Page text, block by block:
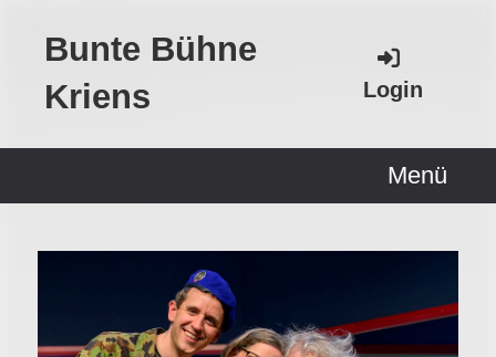
Bunte Bühne
Kriens
Login
Menü